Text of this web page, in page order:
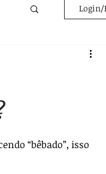
Login/
“bêbado”, isso